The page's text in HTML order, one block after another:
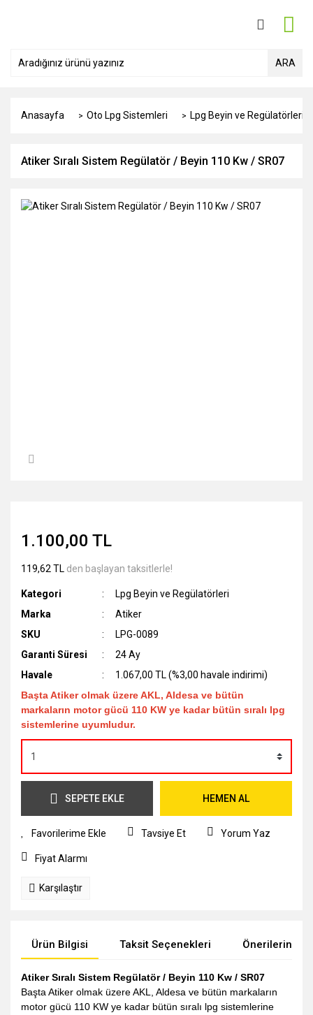
ARA
Anasayfa Oto Lpg Sistemleri Lpg Beyin ve Regülatörleri
Atiker Sıralı Sistem Regülatör / Beyin 110 Kw / SR07
1.100,00 TL
119,62 TL den başlayan taksitlerle!
Kategori
Lpg Beyin ve Regülatörleri
Marka
Atiker
SKU
LPG-0089
Garanti Süresi
24 Ay
Havale
1.067,00 TL (%3,00 havale indirimi)
Başta Atiker olmak üzere AKL, Aldesa ve bütün
markaların motor gücü 110 KW ye kadar bütün sıralı lpg
sistemlerine uyumludur.
SEPETE EKLE HEMEN AL
Tavsiye Et Yorum Yaz
Fiyat Alarmı
Karşılaştır
Ürün Bilgisi Taksit Seçenekleri Önerileriniz
Atiker Sıralı Sistem Regülatör / Beyin 110 Kw / SR07
Başta Atiker olmak üzere AKL, Aldesa ve bütün markaların
motor gücü 110 KW ye kadar bütün sıralı lpg sistemlerine